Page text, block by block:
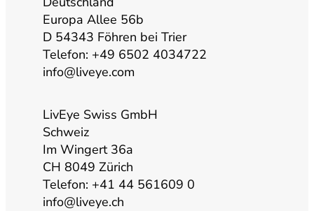
b
g
Europa Allee 56b
D 54343 Föhren bei Trier
Telefon: +49 6502 4034722
info@liveye.com
LivEye Swiss GmbH
Schweiz
Im Wingert 36a
CH 8049 Zürich
Telefon: +41 44 561609 0
info@liveye.ch